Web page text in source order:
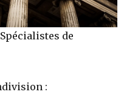
Spécialistes de
: